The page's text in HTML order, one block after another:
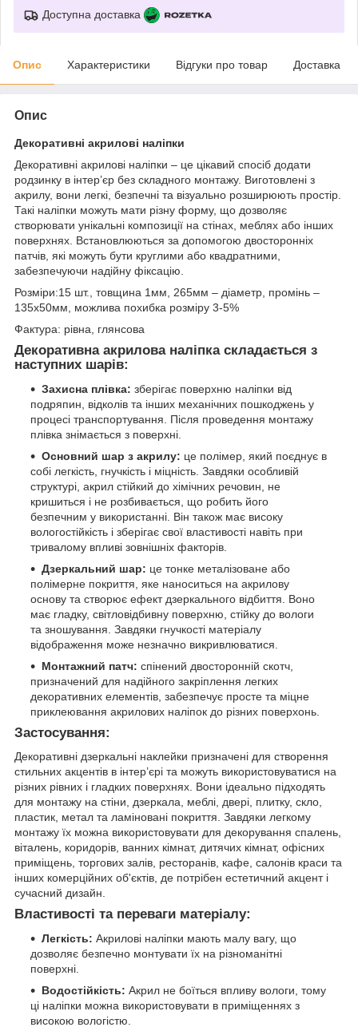
Доступна доставка
Опис Характеристики Відгуки про товар Доставка
Опис
Декоративні акрилові наліпки
Декоративні акрилові наліпки – це цікавий спосіб додати
родзинку в інтер’єр без складного монтажу. Виготовлені з
акрилу, вони легкі, безпечні та візуально розширюють простір.
Такі наліпки можуть мати різну форму, що дозволяє
створювати унікальні композиції на стінах, меблях або інших
поверхнях. Встановлюються за допомогою двосторонніх
патчів, які можуть бути круглими або квадратними,
забезпечуючи надійну фіксацію.
Розміри:15 шт., товщина 1мм, 265мм – діаметр, промінь –
135х50мм, можлива похибка розміру 3-5%
Фактура: рівна, глянсова
Декоративна акрилова наліпка складається з
наступних шарів:
Захисна плівка: зберігає поверхню наліпки від
подряпин, відколів та інших механічних пошкоджень у
процесі транспортування. Після проведення монтажу
плівка знімається з поверхні.
Основний шар з акрилу: це полімер, який поєднує в
собі легкість, гнучкість і міцність. Завдяки особливій
структурі, акрил стійкий до хімічних речовин, не
кришиться і не розбивається, що робить його
безпечним у використанні. Він також має високу
вологостійкість і зберігає свої властивості навіть при
тривалому впливі зовнішніх факторів.
Дзеркальний шар: це тонке металізоване або
полімерне покриття, яке наноситься на акрилову
основу та створює ефект дзеркального відбиття. Воно
має гладку, світловідбивну поверхню, стійку до вологи
та зношування. Завдяки гнучкості матеріалу
відображення може незначно викривлюватися.
Монтажний патч: спінений двосторонній скотч,
призначений для надійного закріплення легких
декоративних елементів, забезпечує просте та міцне
приклеювання акрилових наліпок до різних поверхонь.
Застосування:
Декоративні дзеркальні наклейки призначені для створення
стильних акцентів в інтер’єрі та можуть використовуватися на
різних рівних і гладких поверхнях. Вони ідеально підходять
для монтажу на стіни, дзеркала, меблі, двері, плитку, скло,
пластик, метал та ламіновані покриття. Завдяки легкому
монтажу їх можна використовувати для декорування спалень,
віталень, коридорів, ванних кімнат, дитячих кімнат, офісних
приміщень, торгових залів, ресторанів, кафе, салонів краси та
інших комерційних об'єктів, де потрібен естетичний акцент і
сучасний дизайн.
Властивості та переваги матеріалу:
Легкість: Акрилові наліпки мають малу вагу, що
дозволяє безпечно монтувати їх на різноманітні
поверхні.
Водостійкість: Акрил не боїться впливу вологи, тому
ці наліпки можна використовувати в приміщеннях з
високою вологістю.